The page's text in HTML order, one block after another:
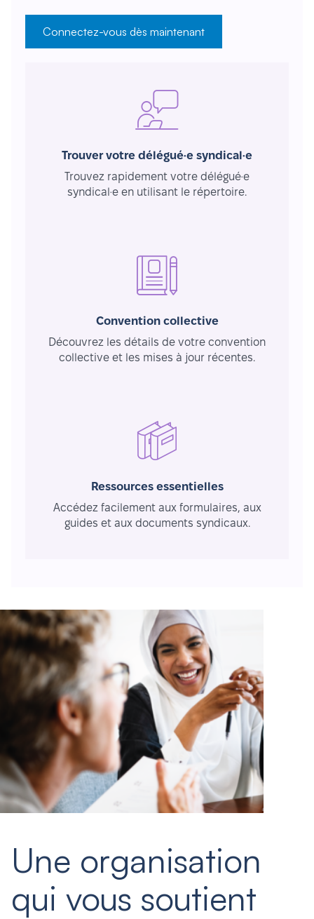
Connectez-vous dès maintenant
Trouver votre délégué·e syndical·e
Trouvez rapidement votre délégué·e
syndical·e en utilisant le répertoire.
Convention collective
Découvrez les détails de votre convention
collective et les mises à jour récentes.
Ressources essentielles
Accédez facilement aux formulaires, aux
guides et aux documents syndicaux.
Une organisation
qui vous soutient